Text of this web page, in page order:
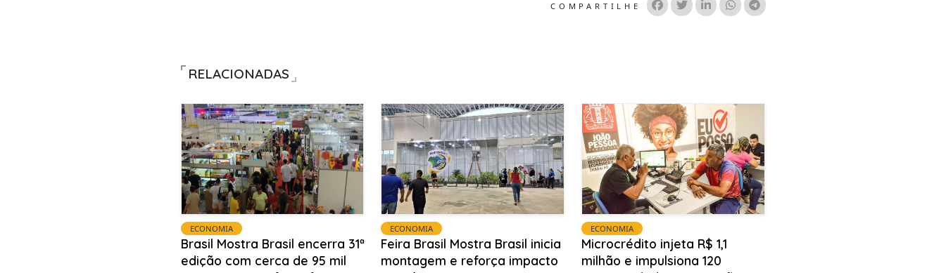
COMPARTILHE
RELACIONADAS
ECONOMIA
Brasil Mostra Brasil encerra 31ª
edição com cerca de 95 mil
ECONOMIA
Feira Brasil Mostra Brasil inicia
montagem e reforça impacto
ECONOMIA
Microcrédito injeta R$ 1,1
milhão e impulsiona 120